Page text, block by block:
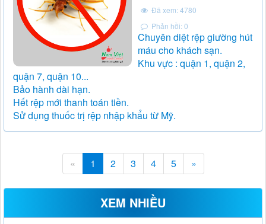
Đã xem: 4780
Phản hồi: 0
Chuyên diệt rệp giường hút
máu cho khách sạn.
Khu vực : quận 1, quận 2,
quận 7, quận 10...
Bảo hành dài hạn.
Hết rệp mới thanh toán tiền.
Sử dụng thuốc trị rệp nhập khẩu từ Mỹ.
« 1 2 3 4 5 »
XEM NHIỀU